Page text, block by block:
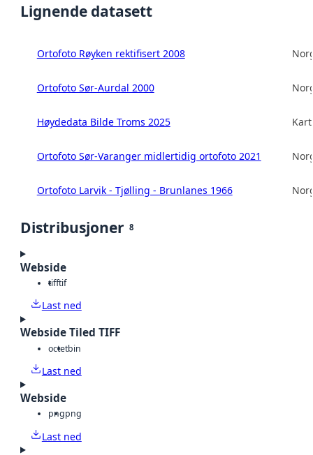
Lignende datasett
Ortofoto Røyken rektifisert 2008
Ortofoto Sør-Aurdal 2000
Høydedata Bilde Troms 2025
Ortofoto Sør-Varanger midlertidig ortofoto 2021
Ortofoto Larvik - Tjølling - Brunlanes 1966
Distribusjoner 8
Webside
tifftif
Last ned
Webside Tiled TIFF
octetbin
Last ned
Webside
pngpng
Last ned